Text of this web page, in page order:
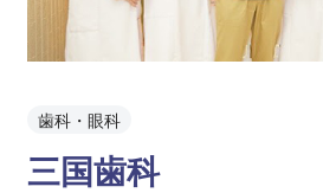
歯科・眼科
三国歯科